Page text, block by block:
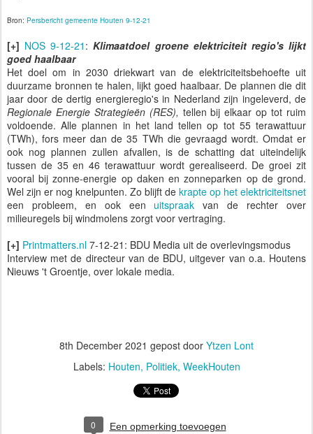
Bron: Persbericht gemeente Houten 9-12-21
[+] NOS 9-12-21 :Klimaatdoel groene elektriciteit regio's lijkt
goed haalbaar
Het doel om in 2030 driekwart van de elektriciteitsbehoefte uit
duurzame bronnen te halen, lijkt goed haalbaar. De plannen die dit
jaar door de dertig energieregio's in Nederland zijn ingeleverd, de
Regionale Energie Strategieën (RES), tellen bij elkaar op tot ruim
voldoende. Alle plannen in het land tellen op tot 55 terawattuur
(TWh), fors meer dan de 35 TWh die gevraagd wordt. Omdat er
ook nog plannen zullen afvallen, is de schatting dat uiteindelijk
tussen de 35 en 46 terawattuur wordt gerealiseerd. De groei zit
vooral bij zonne-energie op daken en zonneparken op de grond.
Wel zijn er nog knelpunten. Zo blijft de krapte op het elektriciteitsnet
een probleem, en ook een uitspraak van de rechter over
milieuregels bij windmolens zorgt voor vertraging.
[+] Printmatters.nl 7-12-21: BDU Media uit de overlevingsmodus
Interview met de directeur van de BDU, uitgever van o.a. Houtens
Nieuws 't Groentje, over lokale media.
8th December 2021 gepost door Ytzen Lont
Labels: Houten Politiek WeekHouten
0 Een opmerking toevoegen